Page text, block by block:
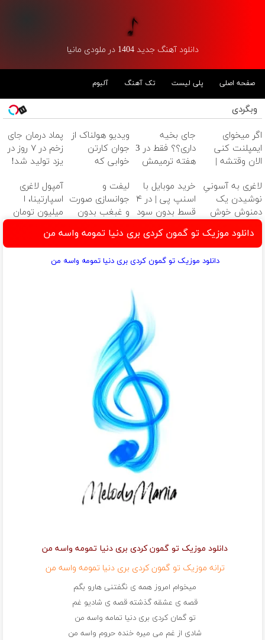
دانلود آهنگ جدید 1404 در ملودی مانیا
صفحه اصلی پلی لیست تک آهنگ آلبوم
وبگردی
اگر میخوای
ایمپلنت کنی
الان وقتشه |
میلیون تومان!!!
جای بخیه
داری؟؟ فقط در 3
هفته ترمیمش
ویدیو هولناک از
جوان کارتن
خوابی که
آموزش رایگان
پماد درمان جای
زخم در ۷ روز در
یزد تولید شد!
لاغری به آسونیِ
نوشیدن یک
دمنوش خوش
طعم
خرید موبایل با
اسنپ پی | در ۴
قسط بدون سود
و کارمزد!
لیفت و
جوانسازی صورت
و غبغب بدون
نقاهت ✨
آمپول لاغری
اسپارتینا، ا
میلیون تومان
ارزان‌تر از همه‌جا!
دانلود موزیک تو گمون کردی بری دنیا تمومه واسه من
دانلود موزیک تو گمون کردی بری دنیا تمومه واسه من
دانلود موزیک تو گمون کردی بری دنیا تمومه واسه من
ترانه موزیک تو گمون کردی بری دنیا تمومه واسه من
میخوام امروز همه ی نگفتنی هارو بگم
قصه ی عشقه گذشته قصه ی شادیو غم
تو گمان کردی بری دنیا تمامه واسه من
شادی از غم می میره خنده حروم واسه من